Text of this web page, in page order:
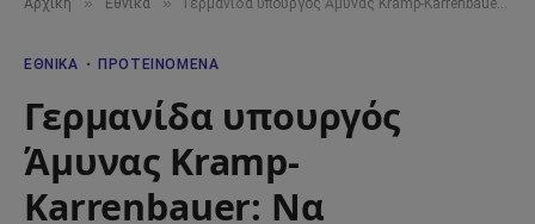
Αρχική Εθνικά Γερμανίδα υπουργός Άμυνας Kramp-Karrenbauer: Να ξεκινήσουν οι διαπραγματεύσεις Ελλάδας-Τουρκίας
ΕΘΝΙΚΆ ΠΡΟΤΕΙΝΌΜΕΝΑ
Γερμανίδα υπουργός
Άμυνας Kramp-
Karrenbauer: Να